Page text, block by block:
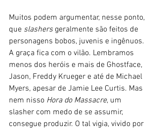
Muitos podem argumentar, nesse ponto,
que slashers geralmente são feitos de
personagens bobos, juvenis e ingênuos.
A graça fica com o vilão. Lembramos
menos dos heróis e mais de Ghostface,
Jason, Freddy Krueger e até de Michael
Myers, apesar de Jamie Lee Curtis. Mas
nem nisso Hora do Massacre, um
slasher com medo de se assumir,
consegue produzir. O tal vigia, vivido por